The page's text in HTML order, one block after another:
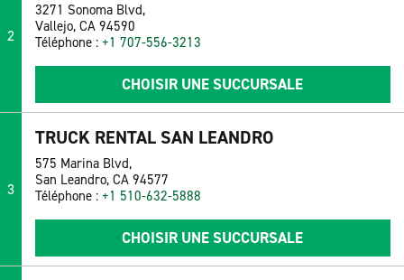
2
3271 Sonoma Blvd,
Vallejo, CA 94590
Téléphone : +1 707-556-3213
CHOISIR UNE SUCCURSALE
3
TRUCK RENTAL SAN LEANDRO
575 Marina Blvd,
San Leandro, CA 94577
Téléphone : +1 510-632-5888
CHOISIR UNE SUCCURSALE